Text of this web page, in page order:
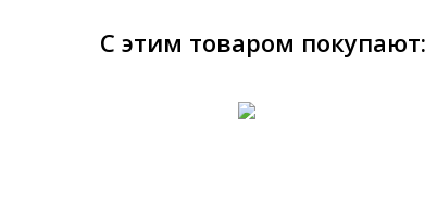
С этим товаром покупают: